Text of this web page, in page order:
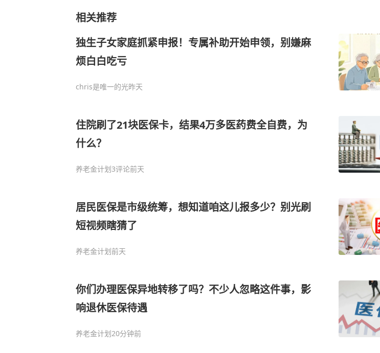
相关推荐
独生子女家庭抓紧申报！专属补助开始申领，别嫌麻
烦白白吃亏
chris是唯一的光昨天
住院刷了21块医保卡，结果4万多医药费全自费，为
什么？
养老金计划3评论前天
居民医保是市级统筹，想知道咱这儿报多少？别光刷
短视频瞎猜了
养老金计划前天
你们办理医保异地转移了吗？不少人忽略这件事，影
响退休医保待遇
养老金计划20分钟前